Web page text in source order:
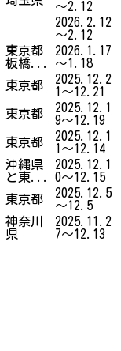
～2.12
2026.2.12
～2.12
東京都
板橋...
2026.1.17
～1.18
東京都
2025.12.2
1～12.21
東京都
2025.12.1
9～12.19
東京都
2025.12.1
1～12.14
沖縄県
と東...
2025.12.1
0～12.15
東京都
2025.12.5
～12.5
神奈川
県
2025.11.2
7～12.13